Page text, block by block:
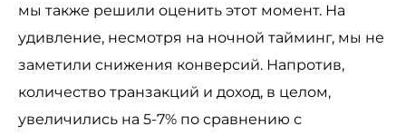
мы также решили оценить этот момент. На
удивление, несмотря на ночной тайминг, мы не
заметили снижения конверсий. Напротив,
количество транзакций и доход, в целом,
увеличились на 5-7% по сравнению с